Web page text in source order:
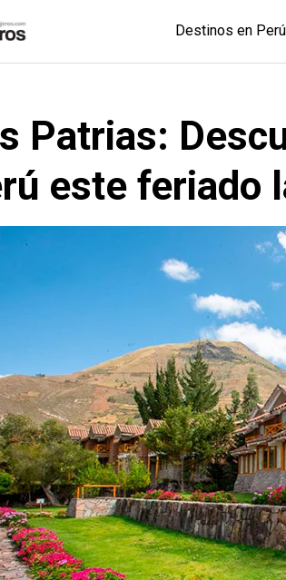
Destinos en Perú
Patrias:
este feriado